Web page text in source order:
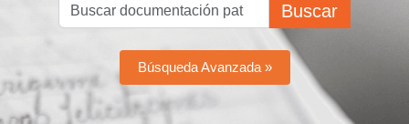
Buscar
Búsqueda Avanzada »